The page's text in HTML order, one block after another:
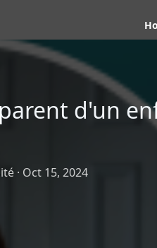
d'un
· Oct 15, 2024